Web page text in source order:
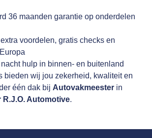
36 maanden garantie op onderdelen
voordelen, gratis checks en
hulp in binnen- en buitenland
bieden wij jou zekerheid, kwaliteit en
één dak bij Autovakmeester in
Automotive.